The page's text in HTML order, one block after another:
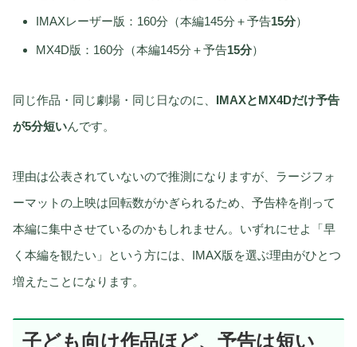
IMAXレーザー版：160分（本編145分＋予告15分）
MX4D版：160分（本編145分＋予告15分）
同じ作品・同じ劇場・同じ日なのに、 IMAXとMX4Dだけ予告
が5分短いんです。
理由は公表されていないので推測になりますが、ラージフォ
ーマットの上映は回転数がかぎられるため、予告枠を削って
本編に集中させているのかもしれません。いずれにせよ「早
く本編を観たい」という方には、IMAX版を選ぶ理由がひとつ
増えたことになります。
子ども向け作品ほど、予告は短い